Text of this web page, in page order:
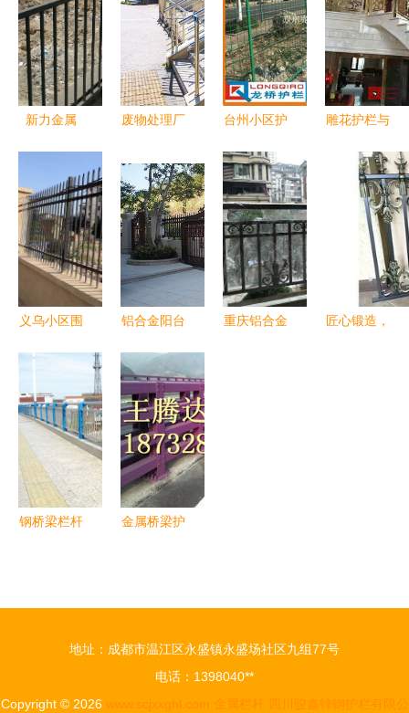
新力金属
观的阳台护
栏新标杆
废物处理厂
回收、储存
与进一步处
理
台州小区护
护栏网 专
业定制金属
栏杆解决方
案
雕花护栏与
工艺与实用
的完美融合
义乌小区围
价处理 品
质与实惠兼
备的金属栏
杆选择
铝合金阳台
南 选择实
力厂家的关
键因素与金
属栏杆选购
技巧
重庆铝合金
匠心锻造，
钢桥梁栏杆
金属桥梁护
地址：成都市温江区永盛镇永盛场社区九组77号
电话：1398040**
Copyright © 2026 www.scjxxghl.com 金属栏杆 四川骏鑫锌钢护栏有限公